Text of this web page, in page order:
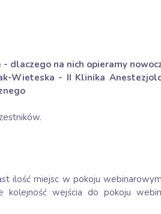
dlaczego na nich opieramy
Wieteska - II Klinika
ilość miejsc w pokoju
kolejność wejścia do pokoju